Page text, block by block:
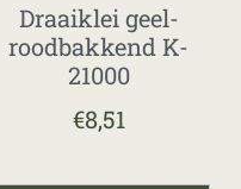
Draaiklei geel-
roodbakkend K-
21000
€8,51